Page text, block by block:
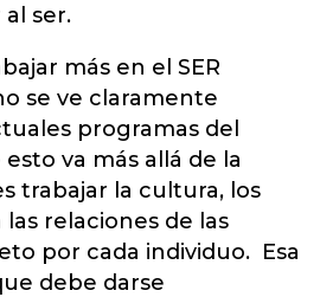
ser.
más en el SER
se ve claramente
programas del
va más allá de la
trabajar la cultura, los
relaciones de las
por cada individuo. Esa
debe darse